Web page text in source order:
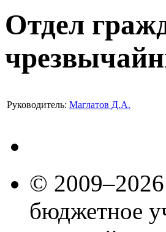
Отдел
Руководитель: Маглатов Д.А.
© 2009–2026
бюджетное